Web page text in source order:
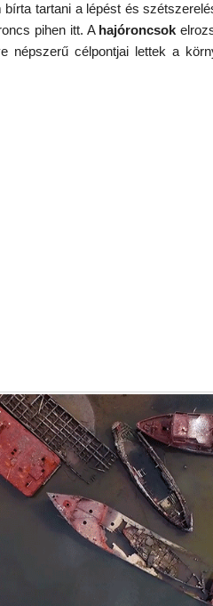
bírta tartani a lépést és
pihen itt. A hajóroncsok
népszerű célpontjai lettek a